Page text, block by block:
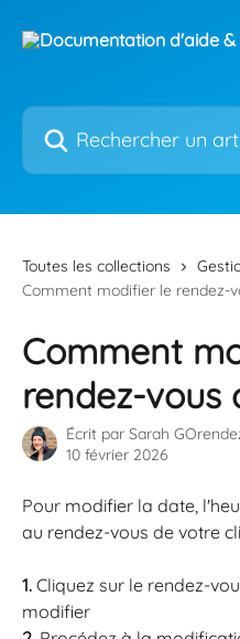
Rechercher un article...
Toutes les collections
Comment modifier le rendez-
Comment
rendez-vous
Écrit par Sarah
10 février 2026
Pour modifier la date,
au rendez-vous de votre
1. Cliquez sur le rendez-
modifier